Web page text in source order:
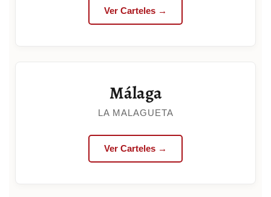
Ver Carteles →
Málaga
LA MALAGUETA
Ver Carteles →